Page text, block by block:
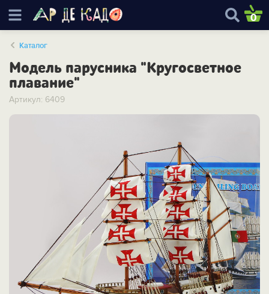
0
Каталог
Модель парусника "Кругосветное
плавание"
Артикул: 6409